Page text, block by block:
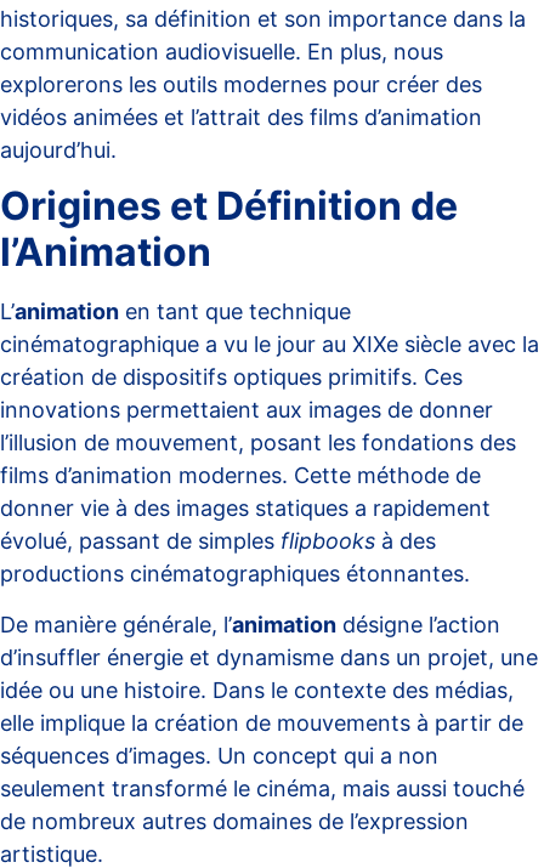
historiques, sa définition et son importance dans la
communication audiovisuelle. En plus, nous
explorerons les outils modernes pour créer des
vidéos animées et l’attrait des films d’animation
aujourd’hui.
Origines et Définition de
l’Animation
L’animation en tant que technique
cinématographique a vu le jour au XIXe siècle avec la
création de dispositifs optiques primitifs. Ces
innovations permettaient aux images de donner
l’illusion de mouvement, posant les fondations des
films d’animation modernes. Cette méthode de
donner vie à des images statiques a rapidement
évolué, passant de simples flipbooks à des
productions cinématographiques étonnantes.
De manière générale, l’animation désigne l’action
d’insuffler énergie et dynamisme dans un projet, une
idée ou une histoire. Dans le contexte des médias,
elle implique la création de mouvements à partir de
séquences d’images. Un concept qui a non
seulement transformé le cinéma, mais aussi touché
de nombreux autres domaines de l’expression
artistique.